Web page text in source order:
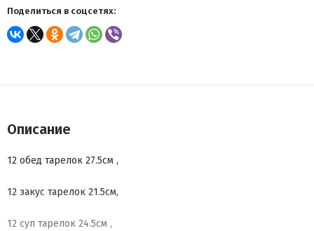
Поделиться в соцсетях:
Описание
12 обед тарелок 27.5см ,
12 закус тарелок 21.5см,
12 суп тарелок 24.5см ,